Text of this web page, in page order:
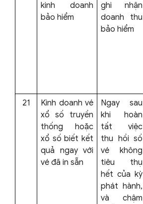
kinh doanh
bảo hiểm
ghi nhận
doanh thu
bảo hiểm
21
Kinh doanh vé
xổ số truyền
thống hoặc
xổ số biết kết
quả ngay với
vé đã in sẵn
Ngay sau
khi hoàn
tất việc
thu hồi số
vé không
tiêu thụ
hết của kỳ
phát hành,
và chậm